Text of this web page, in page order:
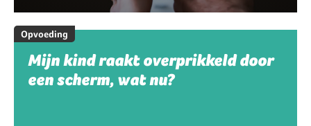
Opvoeding
Mijn kind raakt overprikkeld door
een scherm, wat nu?